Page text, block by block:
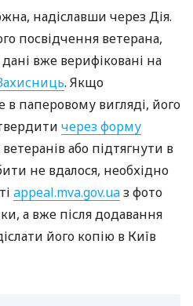
надіславши через Дія.
посвідчення ветерана,
вже верифіковані на
. Якщо
паперовому вигляді, його
через форму
або підтягнути в
не вдалося, необхідно
appeal.mva.gov.uaз фото
а вже після додавання
його копію в Київ